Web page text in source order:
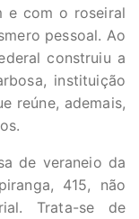
e com o roseiral
pessoal. Ao
construiu a
instituição
reúne, ademais,
de veraneio da
415, não
Trata-se de